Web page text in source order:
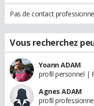
Pas de contact
Vous recherchez
Yoann ADAM
profil personnel |
Agnes ADAM
profil